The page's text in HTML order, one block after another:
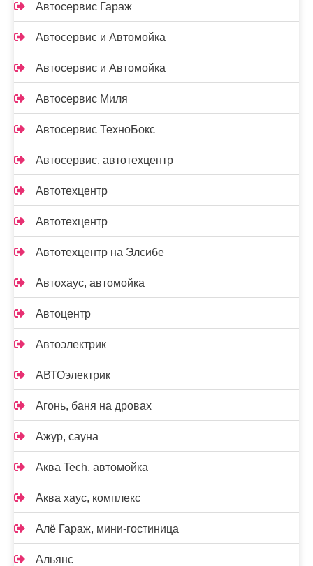
Автосервис Гараж
Автосервис и Автомойка
Автосервис и Автомойка
Автосервис Миля
Автосервис ТехноБокс
Автосервис, автотехцентр
Автотехцентр
Автотехцентр
Автотехцентр на Элсибе
Автохаус, автомойка
Автоцентр
Автоэлектрик
АВТОэлектрик
Агонь, баня на дровах
Ажур, сауна
Аква Tech, автомойка
Аква хаус, комплекс
Алё Гараж, мини-гостиница
Альянс